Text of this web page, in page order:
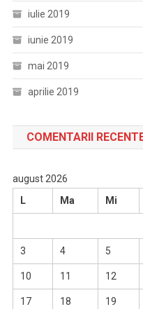
iulie 2019
iunie 2019
mai 2019
aprilie 2019
COMENTARII
august 2026
L
Ma Mi
3 4 5
10 11 12
17 18 19